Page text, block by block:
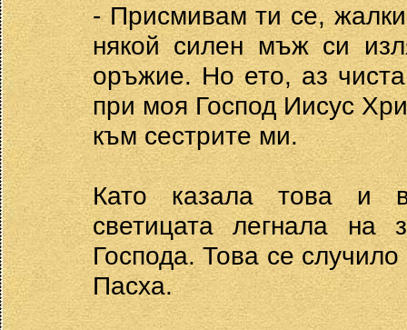
- Присмивам ти се,
някой силен мъж си
оръжие. Но ето, аз
при моя Господ Иисус
към сестрите ми.
Като казала това и
светицата легнала
Господа. Това се
Пасха.